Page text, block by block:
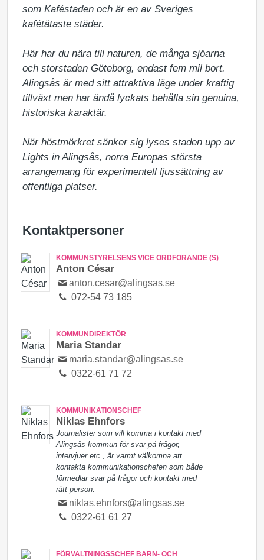
som Kaféstaden och är en av Sveriges
kafétätaste städer.
Här har du nära till naturen, de många sjöarna
och storstaden Göteborg, endast fem mil bort.
Alingsås är med sitt attraktiva läge under kraftig
tillväxt men har ändå lyckats behålla sin genuina,
historiska karaktär.
När höstmörkret sänker sig lyses staden upp av
Lights in Alingsås, norra Europas största
arrangemang för experimentell ljussättning av
offentliga platser.
Kontaktpersoner
KOMMUNSTYRELSENS VICE ORDFÖRANDE (S)
Anton César
anton.cesar@alingsas.se
072-54 73 185
KOMMUNDIREKTÖR
Maria Standar
maria.standar@alingsas.se
0322-61 71 72
KOMMUNIKATIONSCHEF
Niklas Ehnfors
Journalister som vill komma i kontakt med
Alingsås kommun för svar på frågor,
intervjuer etc., är varmt välkomna att
kontakta kommunikationschefen som både
förmedlar svar på frågor och kontakt med
rätt person.
niklas.ehnfors@alingsas.se
0322-61 61 27
FÖRVALTNINGSSCHEF BARN- OCH